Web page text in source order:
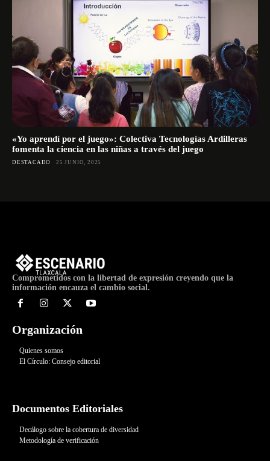
«Yo aprendí por el juego»: Colectiva Tecnologías Ardilleras
fomenta la ciencia en las niñas a través del juego
DESTACADO 25 JUNIO, 2025
Comprometidos con la libertad de expresión creyendo que la
información encauza el cambio social.
Organización
Quienes somos
El Círculo: Consejo editorial
Documentos Editoriales
Decálogo sobre la cobertura de diversidad
Metodología de verificación